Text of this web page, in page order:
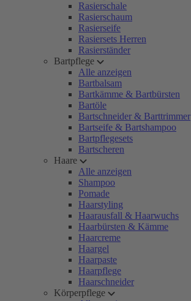
Rasierschale
Rasierschaum
Rasierseife
Rasiersets Herren
Rasierständer
Bartpflege
Alle anzeigen
Bartbalsam
Bartkämme & Bartbürsten
Bartöle
Bartschneider & Barttrimmer
Bartseife & Bartshampoo
Bartpflegesets
Bartscheren
Haare
Alle anzeigen
Shampoo
Pomade
Haarstyling
Haarausfall & Haarwuchs
Haarbürsten & Kämme
Haarcreme
Haargel
Haarpaste
Haarpflege
Haarschneider
Körperpflege